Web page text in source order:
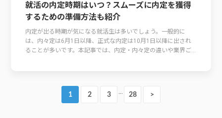
就活の内定時期はいつ？スムーズに内定を獲得
するための準備方法も紹介
内定が出る時期が気になる就活生は多いでしょう。一般的に
は、内々定は6月1日以降、正式な内定は10月1日以降に出され
ることが多いです。本記事では、内定・内々定の違いや業界ご...
1 2 3 … 28 >